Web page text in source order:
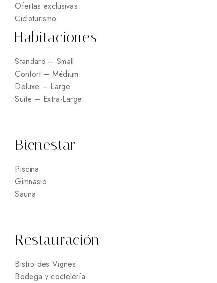
Ofertas exclusivas
Cicloturismo
Habitaciones
Standard – Small
Confort – Médium
Deluxe – Large
Suite – Extra-Large
Bienestar
Piscina
Gimnasio
Sauna
Restauración
Bistro des Vignes
Bodega y coctelería